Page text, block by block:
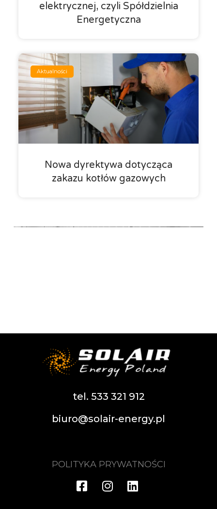
elektrycznej, czyli Spółdzielnia
Energetyczna
Aktualności
Nowa dyrektywa dotycząca
zakazu kotłów gazowych
tel. 533 321 912
biuro@solair-energy.pl
POLITYKA PRYWATNOŚCI